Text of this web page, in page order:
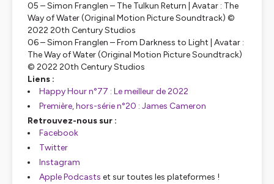
05 – Simon Franglen – The Tulkun Return | Avatar : The
Way of Water (Original Motion Picture Soundtrack) ©
2022 20th Century Studios
06 – Simon Franglen – From Darkness to Light | Avatar :
The Way of Water (Original Motion Picture Soundtrack)
© 2022 20th Century Studios
Liens :
Happy Hour n°77 : Le meilleur de 2022
Première, hors-série n°20 : James Cameron
Retrouvez-nous sur :
Facebook
Twitter
Instagram
Apple Podcasts et sur toutes les plateformes !